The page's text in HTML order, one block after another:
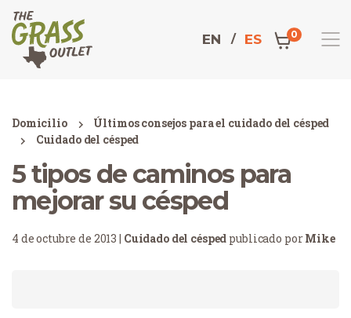
EN ES 0
Domicilio
Últimos consejos para el cuidado del césped
Cuidado del césped
5 tipos de caminos para
mejorar su césped
4 de octubre de 2013 | Cuidado del césped publicado porMike